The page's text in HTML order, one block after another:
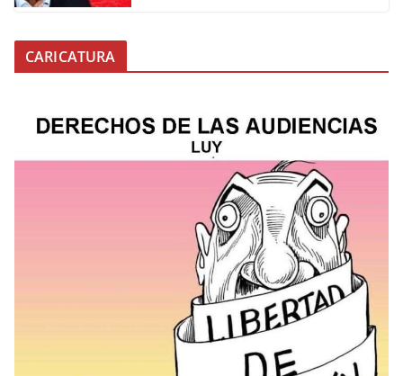
CARICATURA